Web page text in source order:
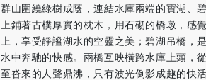
群山圍繞綠樹成蔭，連結水庫兩端的寶湖、
上鋪著古樸厚實的枕木，用石砌的橋墩，感
上，享受靜謐湖水的空靈之美；碧湖吊橋，
水中奔馳的快感。兩橋互映橫跨水庫上頭，
至沓來的人聲鼎沸，只有波光倒影成趣的快活